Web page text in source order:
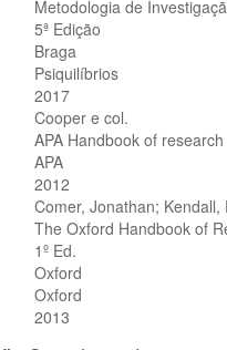
Metodologia de
5ª Edição
Braga
Psiquilíbrios
2017
Cooper e col.
APA Handbook of
APA
2012
Comer, Jonathan; Kendall,
The Oxford Handbook of
1º Ed.
Oxford
Oxford
2013